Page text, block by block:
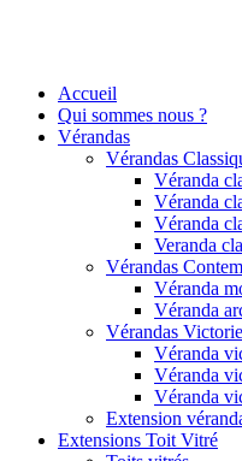
Accueil
Qui sommes nous ?
Vérandas
Vérandas
Véranda
Véranda
Véranda
Veranda
Vérandas
Véranda
Véranda
Vérandas
Véranda
Véranda
Véranda
Extension
Extensions Toit Vitré